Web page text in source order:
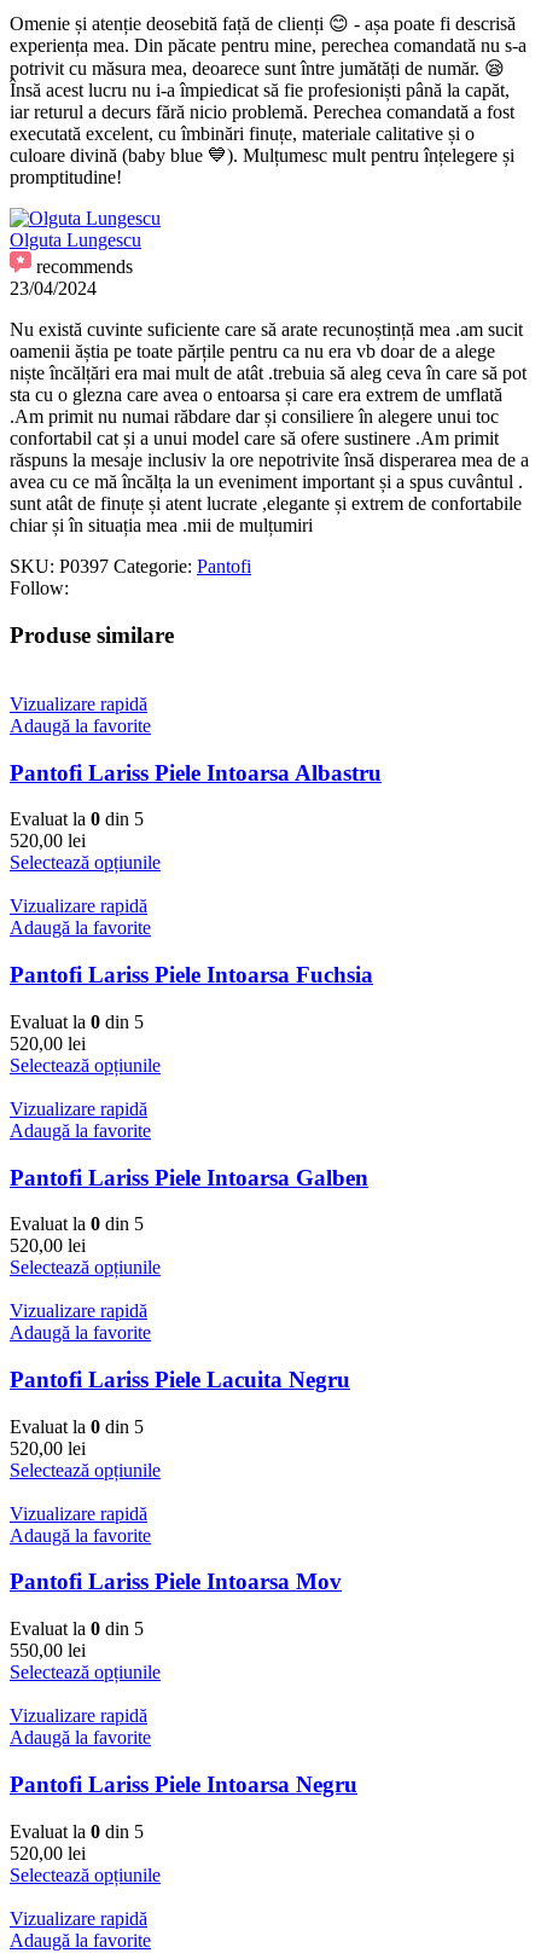
Omenie și atenție deosebită față de clienți 😊 - așa poate fi descrisă
experiența mea. Din păcate pentru mine, perechea comandată nu s-a
potrivit cu măsura mea, deoarece sunt între jumătăți de număr. 😪
Însă acest lucru nu i-a împiedicat să fie profesioniști până la capăt,
iar returul a decurs fără nicio problemă. Perechea comandată a fost
executată excelent, cu îmbinări finuțe, materiale calitative și o
culoare divină (baby blue 💙). Mulțumesc mult pentru înțelegere și
promptitudine!
Olguta Lungescu
recommends
23/04/2024
Nu există cuvinte suficiente care să arate recunoștință mea .am sucit
oamenii ăștia pe toate părțile pentru ca nu era vb doar de a alege
niște încălțări era mai mult de atât .trebuia să aleg ceva în care să pot
sta cu o glezna care avea o entoarsa și care era extrem de umflată
.Am primit nu numai răbdare dar și consiliere în alegere unui toc
confortabil cat și a unui model care să ofere sustinere .Am primit
răspuns la mesaje inclusiv la ore nepotrivite însă disperarea mea de a
avea cu ce mă încălța la un eveniment important și a spus cuvântul .
sunt atât de finuțe și atent lucrate ,elegante și extrem de confortabile
chiar și în situația mea .mii de mulțumiri
SKU: P0397 Categorie: Pantofi
Follow:
Produse similare
Vizualizare rapidă
Adaugă la favorite
Pantofi Lariss Piele Intoarsa Albastru
Evaluat la 0 din 5
520,00 lei
Selectează opțiunile
Vizualizare rapidă
Adaugă la favorite
Pantofi Lariss Piele Intoarsa Fuchsia
Evaluat la 0 din 5
520,00 lei
Selectează opțiunile
Vizualizare rapidă
Adaugă la favorite
Pantofi Lariss Piele Intoarsa Galben
Evaluat la 0 din 5
520,00 lei
Selectează opțiunile
Vizualizare rapidă
Adaugă la favorite
Pantofi Lariss Piele Lacuita Negru
Evaluat la 0 din 5
520,00 lei
Selectează opțiunile
Vizualizare rapidă
Adaugă la favorite
Pantofi Lariss Piele Intoarsa Mov
Evaluat la 0 din 5
550,00 lei
Selectează opțiunile
Vizualizare rapidă
Adaugă la favorite
Pantofi Lariss Piele Intoarsa Negru
Evaluat la 0 din 5
520,00 lei
Selectează opțiunile
Vizualizare rapidă
Adaugă la favorite